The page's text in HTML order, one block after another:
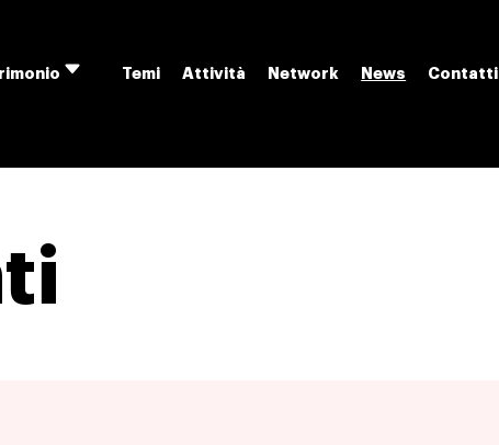
Temi Attività Network News Contatti